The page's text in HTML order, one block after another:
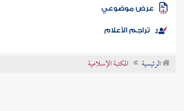
الكتب
موضوعي
تراجم الأعلام
الرئيسية المكتبة الإسلامية